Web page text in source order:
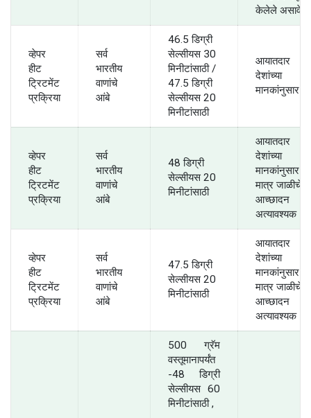
केलेले असावे.
व्हेपर
हीट
ट्रिटमेंट
प्रक्रिया
सर्व
भारतीय
वाणांचे
आंबे
46.5 डिग्री
सेल्सीयस 30
मिनीटांसाठी /
47.5 डिग्री
सेल्सीयस 20
मिनीटांसाठी
आयातदार
देशांच्या
मानकांनुसार
व्हेपर
हीट
ट्रिटमेंट
प्रक्रिया
सर्व
भारतीय
वाणांचे
आंबे
48 डिग्री
सेल्सीयस 20
मिनीटांसाठी
आयातदार
देशांच्या
मानकांनुसार
मात्र जाळीचे
आच्छादन
अत्यावश्यक
व्हेपर
हीट
ट्रिटमेंट
प्रक्रिया
सर्व
भारतीय
वाणांचे
आंबे
47.5 डिग्री
सेल्सीयस 20
मिनीटांसाठी
आयातदार
देशांच्या
मानकांनुसार
मात्र जाळीचे
आच्छादन
अत्यावश्यक
500 ग्रॅम
वस्तूमानापर्यंत
-48 डिग्री
सेल्सीयस 60
मिनीटांसाठी ,